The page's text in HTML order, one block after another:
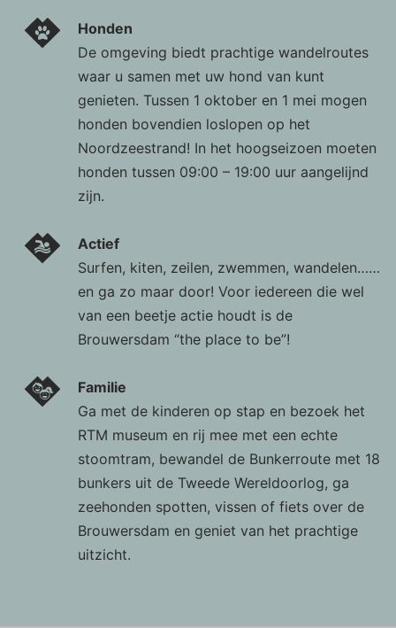
Honden
De omgeving biedt prachtige wandelroutes
waar u samen met uw hond van kunt
genieten. Tussen 1 oktober en 1 mei mogen
honden bovendien loslopen op het
Noordzeestrand! In het hoogseizoen moeten
honden tussen 09:00 – 19:00 uur aangelijnd
zijn.
Actief
Surfen, kiten, zeilen, zwemmen, wandelen……
en ga zo maar door! Voor iedereen die wel
van een beetje actie houdt is de
Brouwersdam “the place to be”!
Familie
Ga met de kinderen op stap en bezoek het
RTM museum en rij mee met een echte
stoomtram, bewandel de Bunkerroute met 18
bunkers uit de Tweede Wereldoorlog, ga
zeehonden spotten, vissen of fiets over de
Brouwersdam en geniet van het prachtige
uitzicht.